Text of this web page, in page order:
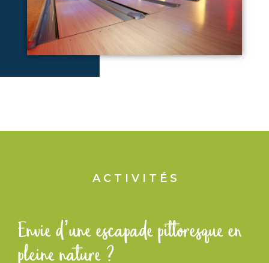
Envie d’une escapade pittoresque en
pleine nature ?
A C T I V I T É S